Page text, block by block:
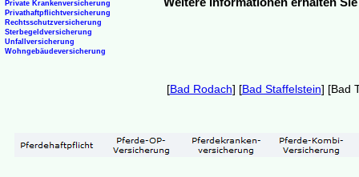
Weitere Informationen erhalten
Private Krankenversicherung
Privathaftpflichtversicherung
Rechtsschutzversicherung
Sterbegeldversicherung
Unfallversicherung
Wohngebäudeversicherung
[Bad Rodach] [Bad Staffelstein] [Bad